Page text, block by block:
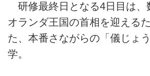
研修最終日となる4日目は、
オランダ王国の首相を迎える
た、本番さながらの「儀じょ
学。